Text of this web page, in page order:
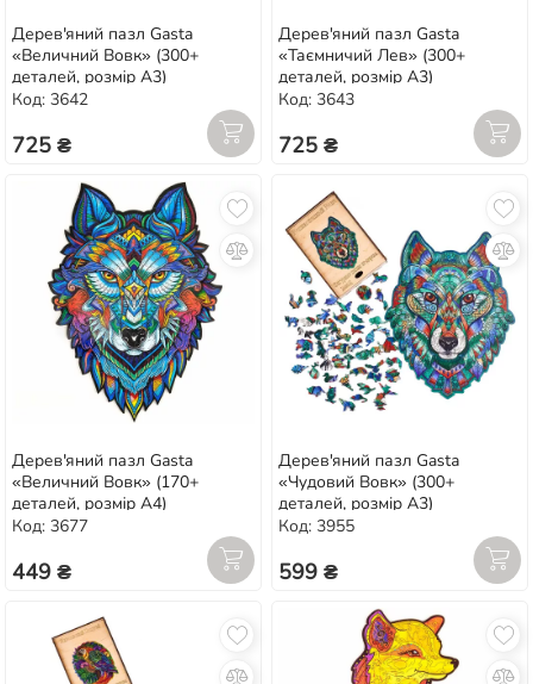
Дерев'яний пазл Gasta
«Величний Вовк» (300+
деталей, розмір А3)
Код: 3642
725 ₴
Дерев'яний пазл Gasta
«Таємничий Лев» (300+
деталей, розмір А3)
Код: 3643
725 ₴
Дерев'яний пазл Gasta
«Величний Вовк» (170+
деталей, розмір А4)
Код: 3677
449 ₴
Дерев'яний пазл Gasta
«Чудовий Вовк» (300+
деталей, розмір А3)
Код: 3955
599 ₴